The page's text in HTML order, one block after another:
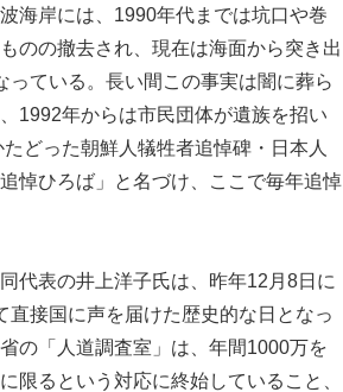
海岸には、1990年代までは坑口や巻
のの撤去され、現在は海面から突き出
ている。長い間この事実は闇に葬ら
1992年からは市民団体が遺族を招い
どった朝鮮人犠牲者追悼碑・日本人
悼ひろば」と名づけ、ここで毎年追悼
代表の井上洋子氏は、昨年12月8日に
接国に声を届けた歴史的な日となっ
の「人道調査室」は、年間1000万を
限るという対応に終始していること、